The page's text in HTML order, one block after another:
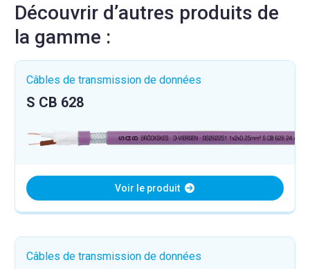
Découvrir d’autres produits de
la gamme :
Câbles de transmission de données
S CB 628
Voir le produit
Câbles de transmission de données